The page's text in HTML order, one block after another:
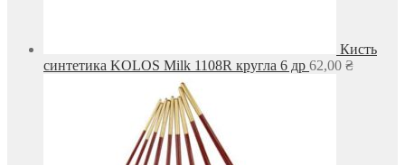
Кисть
синтетика KOLOS Milk 1108R кругла 6 др 62,00 ₴